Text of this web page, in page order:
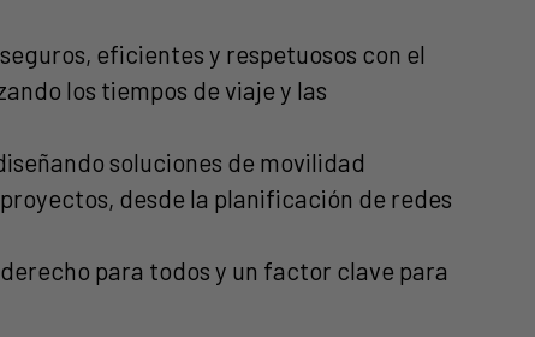
eficientes y respetuosos con el
los tiempos de viaje y las
soluciones de movilidad
desde la planificación de redes
para todos y un factor clave para